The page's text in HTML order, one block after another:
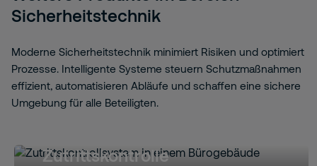
Sicherheitstechnik
Moderne Sicherheitstechnik minimiert Risiken und optimiert
Prozesse. Intelligente Systeme steuern Schutzmaßnahmen
effizient, automatisieren Abläufe und schaffen eine sichere
Umgebung für alle Beteiligten.
Zutrittskontrolle